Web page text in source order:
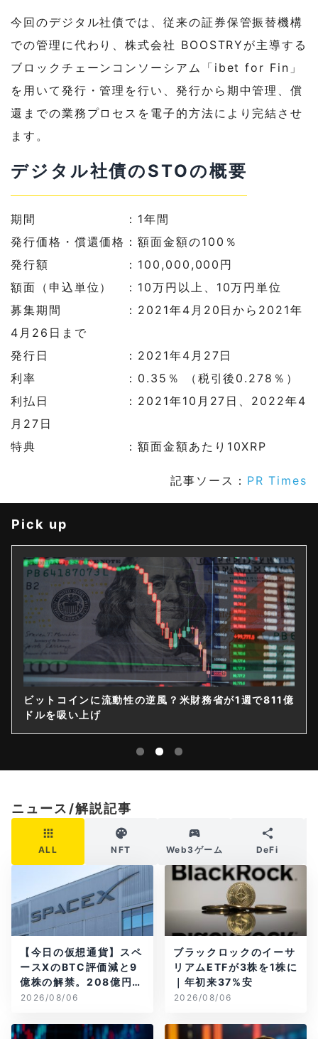
今回のデジタル社債では、従来の証券保管振替機構
での管理に代わり、株式会社 BOOSTRYが主導する
ブロックチェーンコンソーシアム「ibet for Fin」
を用いて発行・管理を行い、発行から期中管理、償
還までの業務プロセスを電子的方法により完結させ
ます。
デジタル社債のSTOの概要
期間 ：1年間
発行価格・償還価格：額面金額の100％
発行額 ：100,000,000円
額面（申込単位） ：10万円以上、10万円単位
募集期間 ：2021年4月20日から2021年
4月26日まで
発行日 ：2021年4月27日
利率 ：0.35％ （税引後0.278％）
利払日 ：2021年10月27日、2022年4
月27日
特典 ：額面金額あたり10XRP
記事ソース： PR Times
Pick up
ビットコインに流動性の逆風？米財務省が1週で811億
ドルを吸い上げ
ニュース/解説記事
ALL NFT Web3ゲーム DeFi
【今日の仮想通貨】スペ
ースXのBTC評価減と9
億株の解禁。208億円相
当のBTCが盗難
2026/08/06
ブラックロックのイーサ
リアムETFが3株を1株に
｜年初来37%安
2026/08/06